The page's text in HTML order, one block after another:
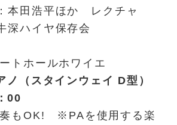
本田浩平ほか レクチャ
深ハイヤ保存会
トホールホワイエ
ノ（スタインウェイ D型）
00
奏もOK! ※PAを使用する楽